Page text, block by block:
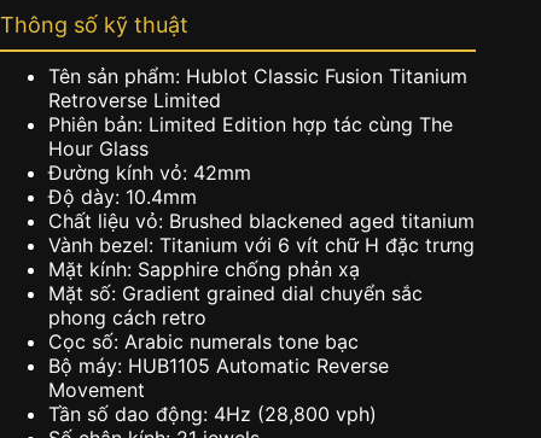
Thông số kỹ thuật
Tên sản phẩm: Hublot Classic Fusion Titanium
Retroverse Limited
Phiên bản: Limited Edition hợp tác cùng The
Hour Glass
Đường kính vỏ: 42mm
Độ dày: 10.4mm
Chất liệu vỏ: Brushed blackened aged titanium
Vành bezel: Titanium với 6 vít chữ H đặc trưng
Mặt kính: Sapphire chống phản xạ
Mặt số: Gradient grained dial chuyển sắc
phong cách retro
Cọc số: Arabic numerals tone bạc
Bộ máy: HUB1105 Automatic Reverse
Movement
Tần số dao động: 4Hz (28,800 vph)